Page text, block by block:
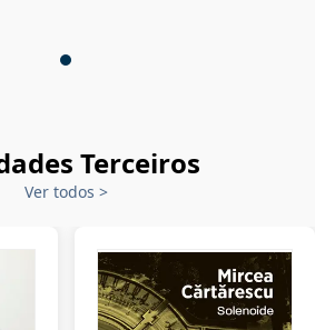
Terceiros
Ver todos >